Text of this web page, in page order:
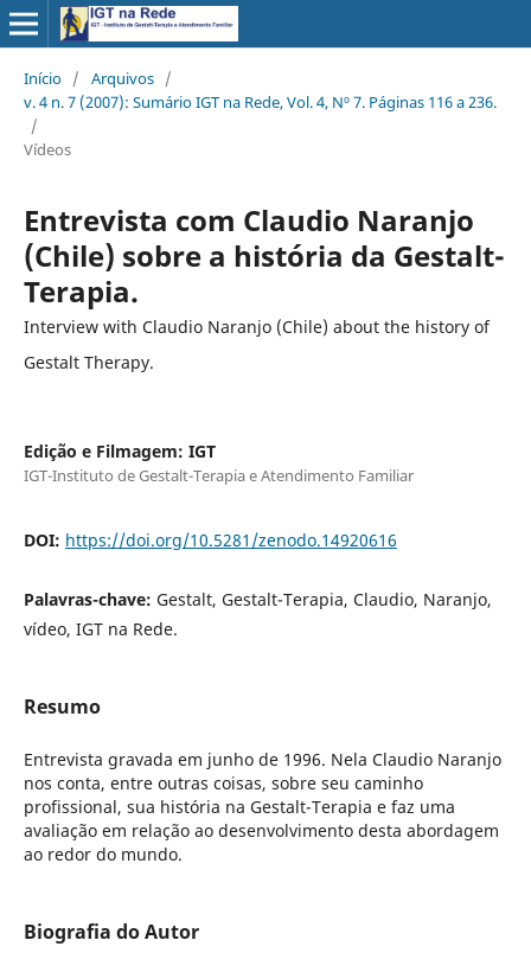
Início / Arquivos /
v. 4 n. 7 (2007): Sumário IGT na Rede, Vol. 4, Nº 7. Páginas 116 a 236.
/
Vídeos
Entrevista com Claudio Naranjo
(Chile) sobre a história da Gestalt-
Terapia.
Interview with Claudio Naranjo (Chile) about the history of
Gestalt Therapy.
Edição e Filmagem: IGT
IGT-Instituto de Gestalt-Terapia e Atendimento Familiar
DOI: https://doi.org/10.5281/zenodo.14920616
Palavras-chave: Gestalt, Gestalt-Terapia, Claudio, Naranjo,
vídeo, IGT na Rede.
Resumo
Entrevista gravada em junho de 1996. Nela Claudio Naranjo
nos conta, entre outras coisas, sobre seu caminho
profissional, sua história na Gestalt-Terapia e faz uma
avaliação em relação ao desenvolvimento desta abordagem
ao redor do mundo.
Biografia do Autor